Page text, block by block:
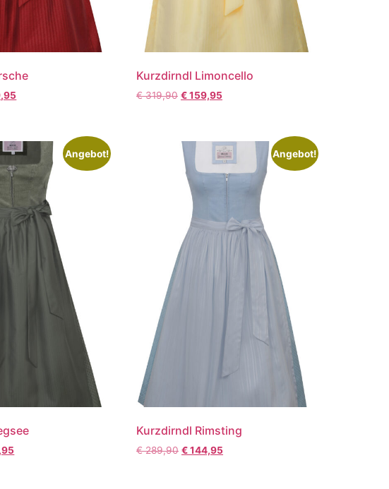
Kurzdirndl Limoncello
€319,90 €159,95
Angebot! Angebot!
Kurzdirndl Rimsting
€289,90 €144,95